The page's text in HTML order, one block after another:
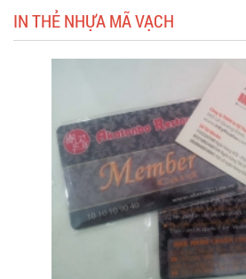
IN THẺ NHỰA MÃ VẠCH